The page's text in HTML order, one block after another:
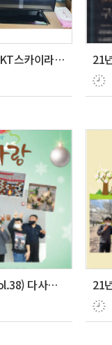
2021년 하반기 KT스카이라이프 “사랑의 안테나” 사…
20년 겨월호 (vol.38) 다사랑 뉴스레터